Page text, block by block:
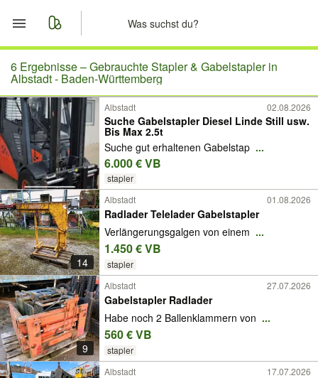
Start
Merkliste
Nachrichten
Anzeige aufgeben
6 Ergebnisse –Gebrauchte Stapler & Gabelstapler in
Albstadt - Baden-Württemberg
Albstadt 02.08.2026
Suche Gabelstapler Diesel Linde Still usw.
Bis Max 2.5t
Suche gut erhaltenen Gabelstap ...
6.000 € VB
stapler
14
Albstadt 01.08.2026
Radlader Telelader Gabelstapler
Verlängerungsgalgen von einem ...
1.450 € VB
stapler
9
Albstadt 27.07.2026
Gabelstapler Radlader
Habe noch 2 Ballenklammern von ...
560 € VB
stapler
Albstadt 17.07.2026